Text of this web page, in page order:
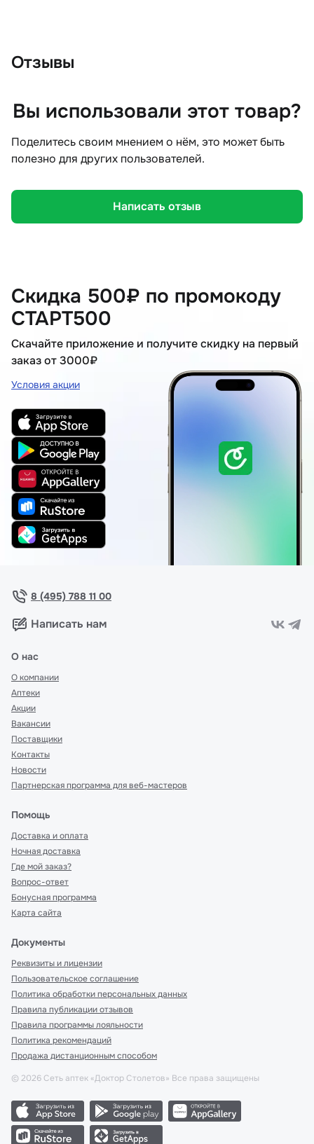
Отзывы
Вы использовали этот товар?
Поделитесь своим мнением о нём, это может быть
полезно для других пользователей.
Написать отзыв
Скидка 500₽ по промокоду
СТАРТ500
Скачайте приложение и получите скидку на первый
заказ от 3000₽
Условия акции
8 (495) 788 11 00
Написать нам
О нас
О компании
Аптеки
Акции
Вакансии
Поставщики
Контакты
Новости
Партнерская программа для веб-мастеров
Помощь
Доставка и оплата
Ночная доставка
Где мой заказ?
Вопрос-ответ
Бонусная программа
Карта сайта
Документы
Реквизиты и лицензии
Пользовательское соглашение
Политика обработки персональных данных
Правила публикации отзывов
Правила программы лояльности
Политика рекомендаций
Продажа дистанционным способом
© 2026 Сеть аптек «Доктор Столетов» Все права защищены